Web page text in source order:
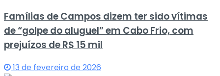
Famílias de Campos dizem ter sido vítimas
de “golpe do aluguel” em Cabo Frio, com
prejuízos de R$ 15 mil
13 de fevereiro de 2026